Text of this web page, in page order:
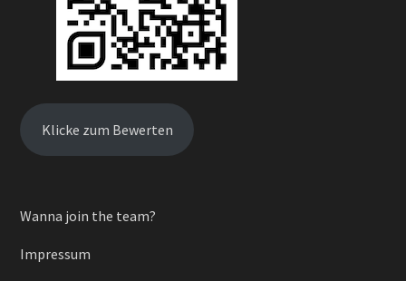
Klicke zum Bewerten
Wanna join the team?
Impressum